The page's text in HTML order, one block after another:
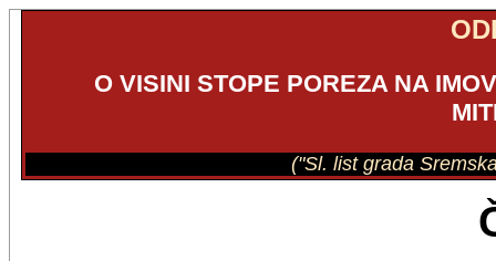
O VISINI STOPE POREZA NA
("Sl. list grada